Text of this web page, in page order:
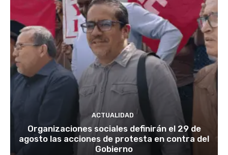
ACTUALIDAD
Organizaciones sociales definirán el 29 de
agosto las acciones de protesta en contra del
Gobierno